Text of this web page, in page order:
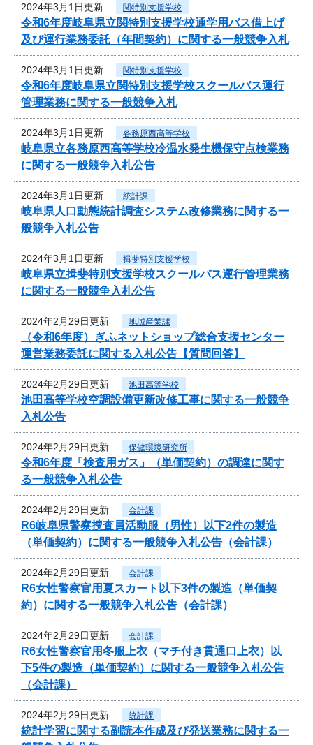
2024年3月1日更新 関特別支援学校
令和6年度岐阜県立関特別支援学校通学用バス借上げ
及び運行業務委託（年間契約）に関する一般競争入札
2024年3月1日更新 関特別支援学校
令和6年度岐阜県立関特別支援学校スクールバス運行
管理業務に関する一般競争入札
2024年3月1日更新 各務原西高等学校
岐阜県立各務原西高等学校冷温水発生機保守点検業務
に関する一般競争入札公告
2024年3月1日更新 統計課
岐阜県人口動態統計調査システム改修業務に関する一
般競争入札公告
2024年3月1日更新 揖斐特別支援学校
岐阜県立揖斐特別支援学校スクールバス運行管理業務
に関する一般競争入札公告
2024年2月29日更新 地域産業課
（令和6年度）ぎふネットショップ総合支援センター
運営業務委託に関する入札公告【質問回答】
2024年2月29日更新 池田高等学校
池田高等学校空調設備更新改修工事に関する一般競争
入札公告
2024年2月29日更新 保健環境研究所
令和6年度「検査用ガス」（単価契約）の調達に関す
る一般競争入札公告
2024年2月29日更新 会計課
R6岐阜県警察捜査員活動服（男性）以下2件の製造
（単価契約）に関する一般競争入札公告（会計課）
2024年2月29日更新 会計課
R6女性警察官用夏スカート以下3件の製造（単価契
約）に関する一般競争入札公告（会計課）
2024年2月29日更新 会計課
R6女性警察官用冬服上衣（マチ付き貫通口上衣）以
下5件の製造（単価契約）に関する一般競争入札公告
（会計課）
2024年2月29日更新 統計課
統計学習に関する副読本作成及び発送業務に関する一